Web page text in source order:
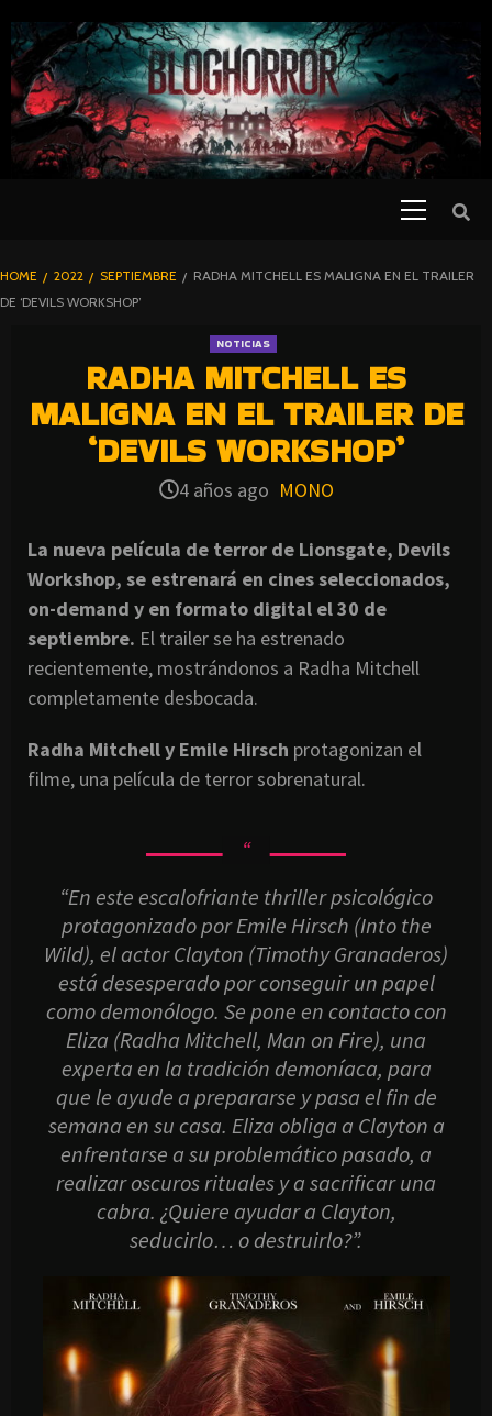
TO
CONTENT
BLOGHORROR
⋆
HOME 2022 SEPTIEMBRE
RADHA MITCHELL ES MALIGNA EN EL TRAILER
DE ‘DEVILS WORKSHOP’
NOTICIAS
RADHA MITCHELL ES
MALIGNA EN EL TRAILER DE
‘DEVILS WORKSHOP’
4 años ago MONO
La nueva película de terror de Lionsgate, Devils
Workshop, se estrenará en cines seleccionados,
on-demand y en formato digital el 30 de
septiembre. El trailer se ha estrenado
recientemente, mostrándonos a Radha Mitchell
completamente desbocada.
Radha Mitchell y Emile Hirsch protagonizan el
filme, una película de terror sobrenatural.
“En este escalofriante thriller psicológico
protagonizado por Emile Hirsch (Into the
Wild), el actor Clayton (Timothy Granaderos)
está desesperado por conseguir un papel
como demonólogo. Se pone en contacto con
Eliza (Radha Mitchell, Man on Fire), una
experta en la tradición demoníaca, para
que le ayude a prepararse y pasa el fin de
semana en su casa. Eliza obliga a Clayton a
enfrentarse a su problemático pasado, a
realizar oscuros rituales y a sacrificar una
cabra. ¿Quiere ayudar a Clayton,
seducirlo… o destruirlo?”.